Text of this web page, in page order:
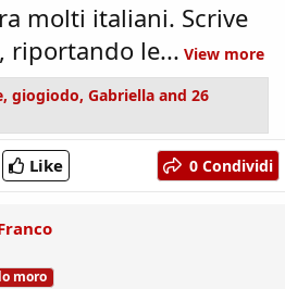
molti italiani. Scrive
riportando le... View more
, giogiodo, Gabriella and 26
Like 0 Condividi
moro